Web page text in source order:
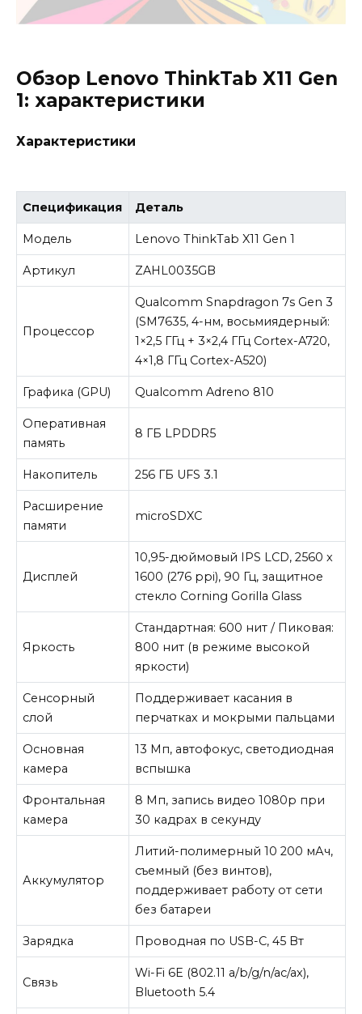
Обзор Lenovo ThinkTab X11 Gen
1: характеристики
Характеристики
Спецификация Деталь
Модель Lenovo ThinkTab X11 Gen 1
Артикул ZAHL0035GB
Процессор
Qualcomm Snapdragon 7s Gen 3
(SM7635, 4-нм, восьмиядерный:
1×2,5 ГГц + 3×2,4 ГГц Cortex-A720,
4×1,8 ГГц Cortex-A520)
Графика (GPU) Qualcomm Adreno 810
Оперативная
память
8 ГБ LPDDR5
Накопитель 256 ГБ UFS 3.1
Расширение
памяти
microSDXC
Дисплей
10,95-дюймовый IPS LCD, 2560 x
1600 (276 ppi), 90 Гц, защитное
стекло Corning Gorilla Glass
Яркость
Стандартная: 600 нит / Пиковая:
800 нит (в режиме высокой
яркости)
Сенсорный
слой
Поддерживает касания в
перчатках и мокрыми пальцами
Основная
камера
13 Мп, автофокус, светодиодная
вспышка
Фронтальная
камера
8 Мп, запись видео 1080p при
30 кадрах в секунду
Аккумулятор
Литий-полимерный 10 200 мАч,
съемный (без винтов),
поддерживает работу от сети
без батареи
Зарядка Проводная по USB-C, 45 Вт
Связь
Wi-Fi 6E (802.11 a/b/g/n/ac/ax),
Bluetooth 5.4